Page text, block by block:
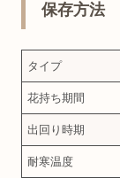
保存方法
タイプ
花持ち期間
出回り時期
耐寒温度